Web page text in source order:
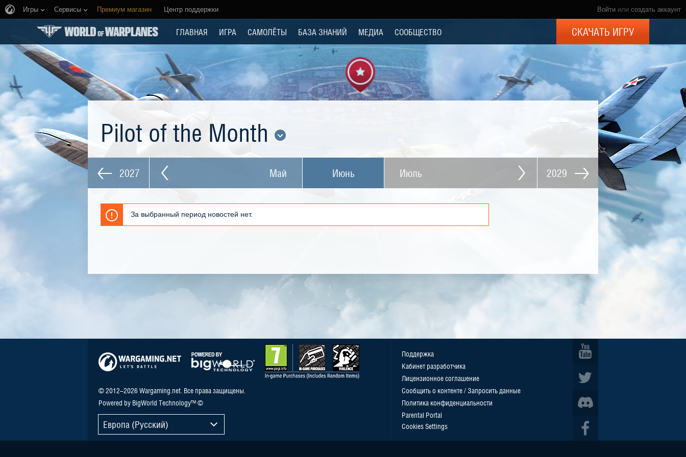
Войти или создать аккаунт
Игры Сервисы Премиум магазин Центр поддержки
ГЛАВНАЯ ИГРА САМОЛЁТЫ БАЗА ЗНАНИЙ МЕДИА СООБЩЕСТВО СКАЧАТЬ ИГРУ
Pilot of the Month
2027 Май Июнь Июль 2029
За выбранный период новостей нет.
© 2012–2026 Wargaming.net. Все права защищены.
Powered by BigWorld Technology™ ©
Европа (Русский)
Поддержка
Кабинет разработчика
Лицензионное соглашение
Сообщить о контенте / Запросить данные
Политика конфиденциальности
Parental Portal
Cookies Settings